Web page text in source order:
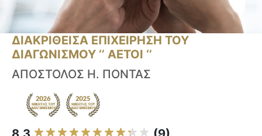
ΔΙΑΚΡΙΘΕΙΣΑ ΕΠΙΧΕΙΡΗΣΗ ΤΟΥ
ΔΙΑΓΩΝΙΣΜΟΥ ‘’ ΑΕΤΟΙ ‘’
ΑΠΟΣΤΟΛΟΣ Η. ΠΟΝΤΑΣ